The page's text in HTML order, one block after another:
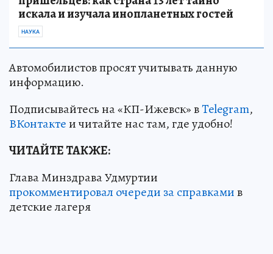
искала и изучала инопланетных гостей
НАУКА
Автомобилистов просят учитывать данную
информацию.
Подписывайтесь на «КП-Ижевск» вTelegram,
ВКонтактеи читайте нас там, где удобно!
ЧИТАЙТЕ ТАКЖЕ:
Глава Минздрава Удмуртии
прокомментировал очереди за справкамив
детские лагеря